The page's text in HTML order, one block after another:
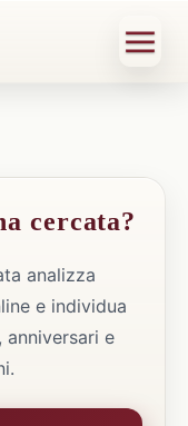
cercata?
analizza
e individua
e